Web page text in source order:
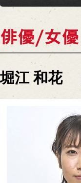
堀江 和花